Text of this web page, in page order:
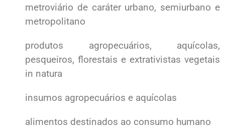
metroviário de caráter urbano, semiurbano e
metropolitano
produtos agropecuários, aquícolas,
pesqueiros, florestais e extrativistas vegetais
in natura
insumos agropecuários e aquícolas
alimentos destinados ao consumo humano